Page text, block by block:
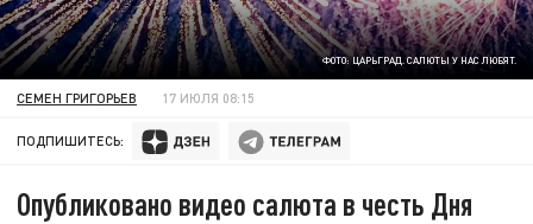
ФОТО: ЦАРЬГРАД. САЛЮТЫ У НАС ЛЮБЯТ.
СЕМЕН ГРИГОРЬЕВ 17 ИЮЛЯ 08:15
ПОДПИШИТЕСЬ:
Опубликовано видео салюта в честь Дня